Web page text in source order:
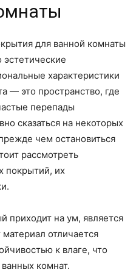
для ванной комнаты
эстетические
характеристики
— это пространство, где
перепады
сказаться на некоторых
чем остановиться
рассмотреть
покрытий, их
приходит на ум, является
отличается
к влаге, что
комнат.